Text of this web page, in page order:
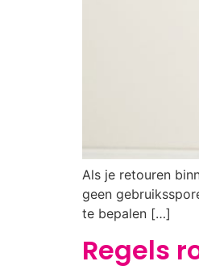
Als je retouren
geen
te bepalen […]
Regels